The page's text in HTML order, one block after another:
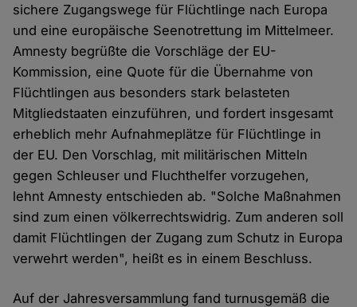
sichere Zugangswege für Flüchtlinge nach Europa
und eine europäische Seenotrettung im Mittelmeer.
Amnesty begrüßte die Vorschläge der EU-
Kommission, eine Quote für die Übernahme von
Flüchtlingen aus besonders stark belasteten
Mitgliedstaaten einzuführen, und fordert insgesamt
erheblich mehr Aufnahmeplätze für Flüchtlinge in
der EU. Den Vorschlag, mit militärischen Mitteln
gegen Schleuser und Fluchthelfer vorzugehen,
lehnt Amnesty entschieden ab. "Solche Maßnahmen
sind zum einen völkerrechtswidrig. Zum anderen soll
damit Flüchtlingen der Zugang zum Schutz in Europa
verwehrt werden", heißt es in einem Beschluss.
Auf der Jahresversammlung fand turnusgemäß die